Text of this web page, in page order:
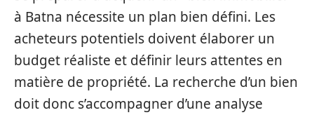
à Batna nécessite un plan bien défini. Les
acheteurs potentiels doivent élaborer un
budget réaliste et définir leurs attentes en
matière de propriété. La recherche d’un bien
doit donc s’accompagner d’une analyse